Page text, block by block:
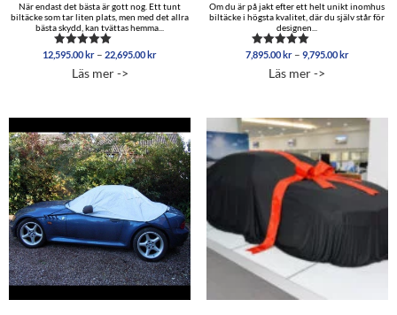
När endast det bästa är gott nog. Ett tunt
biltäcke som tar liten plats, men med det allra
bästa skydd, kan tvättas hemma...
Betygsatt
av 5
12,595.00 kr – 22,695.00 krPrisintervall:
Läs mer ->
Om du är på jakt efter ett helt unikt inomhus
biltäcke i högsta kvalitet, där du själv står för
designen...
Betygsatt
av 5
7,895.00 kr – 9,795.00 kr
Läs mer ->